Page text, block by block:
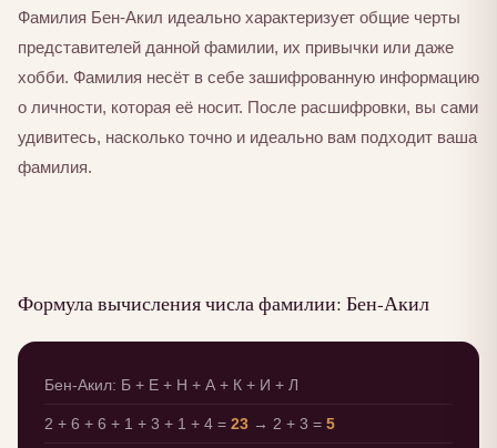
Фамилия Бен-Акил идеально характеризует общие черты
представителей данной фамилии, их привычки или даже
хобби. Фамилия несёт в себе зашифрованную информацию
о личности, которая её носит. После расшифровки, вы сами
удивитесь, насколько точно и идеально вам подходит ваша
фамилия.
Формула вычисления числа фамилии: Бен-Акил
Бен-Акил: Б + Е + Н + А + К + И + Л
2 + 6 + 6 + 1 + 3 + 1 + 4 = 23 → 2 + 3 = 5